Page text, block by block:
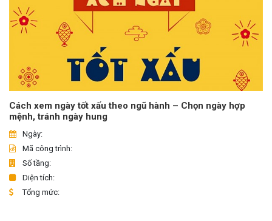
Cách xem ngày tốt xấu theo ngũ hành – Chọn ngày hợp
mệnh, tránh ngày hung
Ngày:
Mã công trình:
Số tầng:
Diện tích:
Tổng mức: